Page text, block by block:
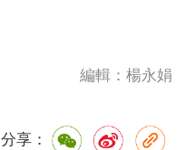
編輯：楊永娟
分享：